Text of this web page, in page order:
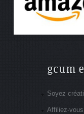
gcum
Soyez
Affiliez-